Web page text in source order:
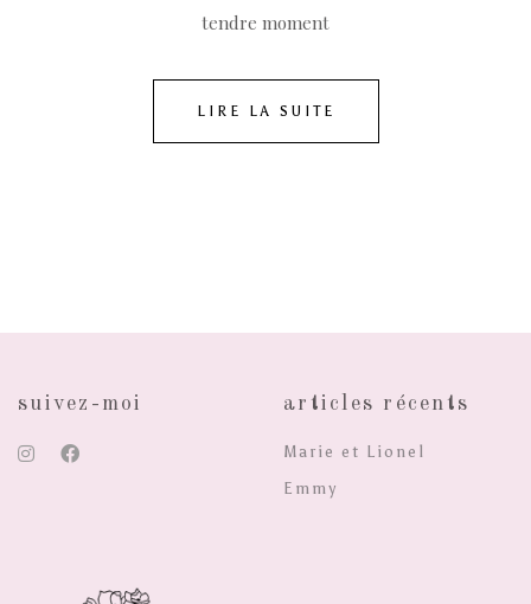
tendre moment
LIRE LA SUITE
suivez-moi articles récents
Marie et Lionel
Emmy